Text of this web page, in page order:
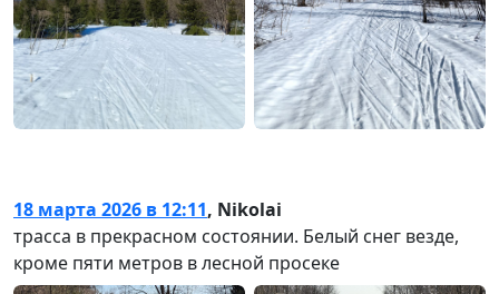
18 марта 2026 в 12:11, Nikolai
трасса в прекрасном состоянии. Белый снег везде,
кроме пяти метров в лесной просеке